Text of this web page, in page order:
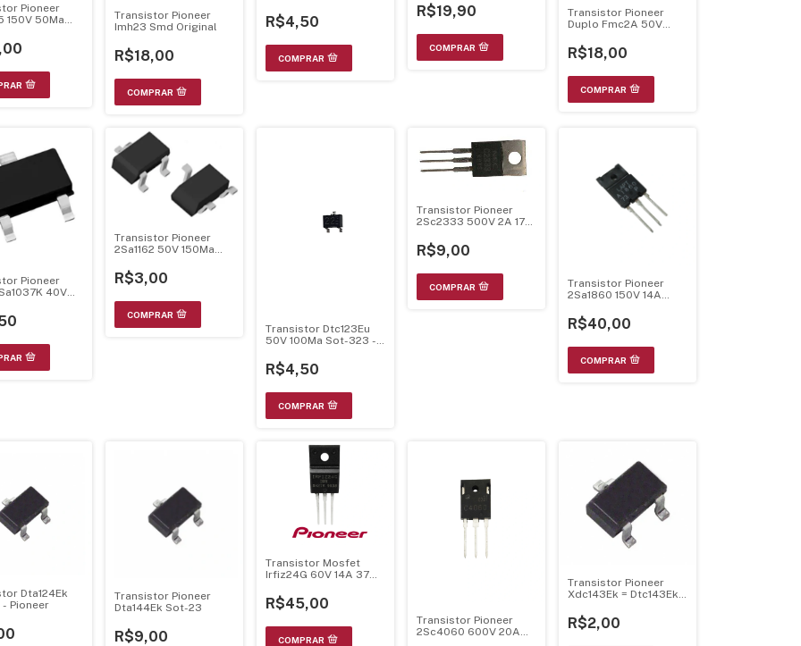
Pioneer
150V 50Ma
Transistor Pioneer
Imh23 Smd Original
R$18,00
R$4,50
R$19,90
Transistor Pioneer
Duplo Fmc2A 50V
5R$18,00
Pioneer
40V
Transistor Pioneer
2Sa1162 50V 150Ma
R$3,00
Transistor Dtc123Eu
50V 100Ma Sot-323 -
R$4,50
Transistor Pioneer
2Sc2333 500V 2A 17
R$9,00
Transistor Pioneer
2Sa1860 150V 14A
R$40,00
Dta124Ek
Pioneer
Transistor Pioneer
Dta144Ek Sot-23
R$9,00
Transistor Mosfet
Irfiz24G 60V 14A 37W
Original Pionner
R$45,00
Transistor Pioneer
2Sc4060 600V 20A
Transistor Pioneer
Xdc143Ek = Dtc143Ek
R$2,00